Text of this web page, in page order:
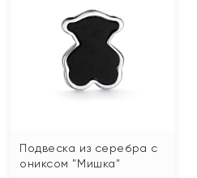
Подвеска из серебра с
ониксом "Мишка"